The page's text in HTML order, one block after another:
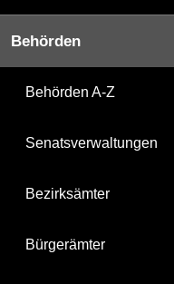
Behörden
Behörden A-Z
Senatsverwaltungen
Bezirksämter
Bürgerämter